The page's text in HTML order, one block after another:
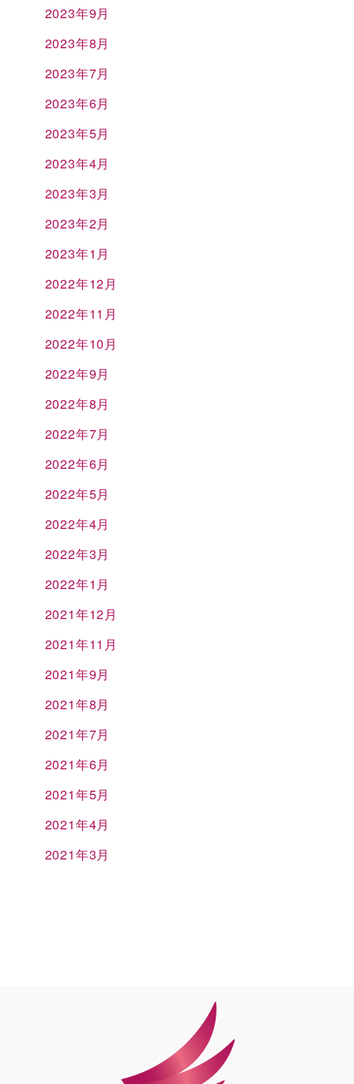
2023年9月
2023年8月
2023年7月
2023年6月
2023年5月
2023年4月
2023年3月
2023年2月
2023年1月
2022年12月
2022年11月
2022年10月
2022年9月
2022年8月
2022年7月
2022年6月
2022年5月
2022年4月
2022年3月
2022年1月
2021年12月
2021年11月
2021年9月
2021年8月
2021年7月
2021年6月
2021年5月
2021年4月
2021年3月